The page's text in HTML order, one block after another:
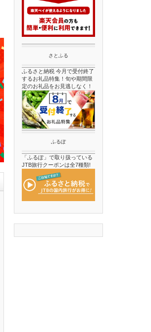
さとふる
ふるさと納税 今月で受付終了
するお礼品特集！旬や期間限
定のお礼品をお見逃しなく！
ふるぽ
「ふるぽ」で取り扱っている
JTB旅行クーポンは全7種類!